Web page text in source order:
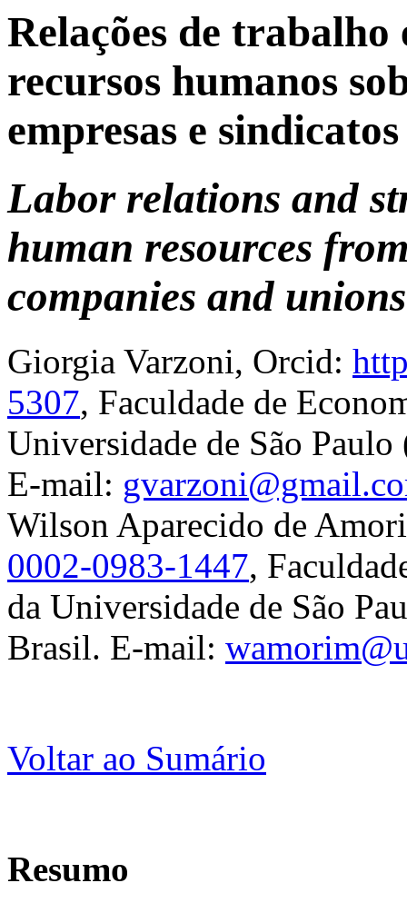
Relações de trabalho
recursos humanos
empresas e sindicatos
Labor relations and
human resources
companies and
Giorgia Varzoni, Orcid:
5307, Faculdade de
Universidade de São
E-mail:
Wilson Aparecido de
0002-0983-1447,
da Universidade de São
Brasil. E-mail:
Voltar ao Sumário
Resumo